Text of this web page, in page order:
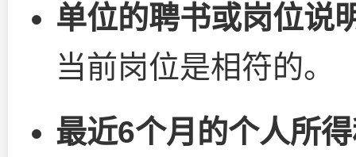
单位的聘书或岗位说
当前岗位是相符的。
最近6个月的个人所